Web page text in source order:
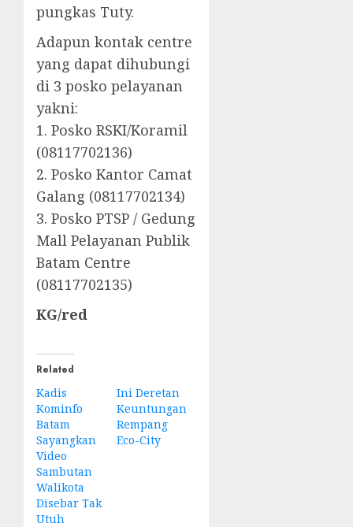
pungkas Tuty.
Adapun kontak centre
yang dapat dihubungi
di 3 posko pelayanan
yakni:
1. Posko RSKI/Koramil
(08117702136)
2. Posko Kantor Camat
Galang (08117702134)
3. Posko PTSP / Gedung
Mall Pelayanan Publik
Batam Centre
(08117702135)
KG/red
Related
Kadis
Kominfo
Batam
Sayangkan
Video
Sambutan
Walikota
Disebar Tak
Utuh
Ini Deretan
Keuntungan
Rempang
Eco-City